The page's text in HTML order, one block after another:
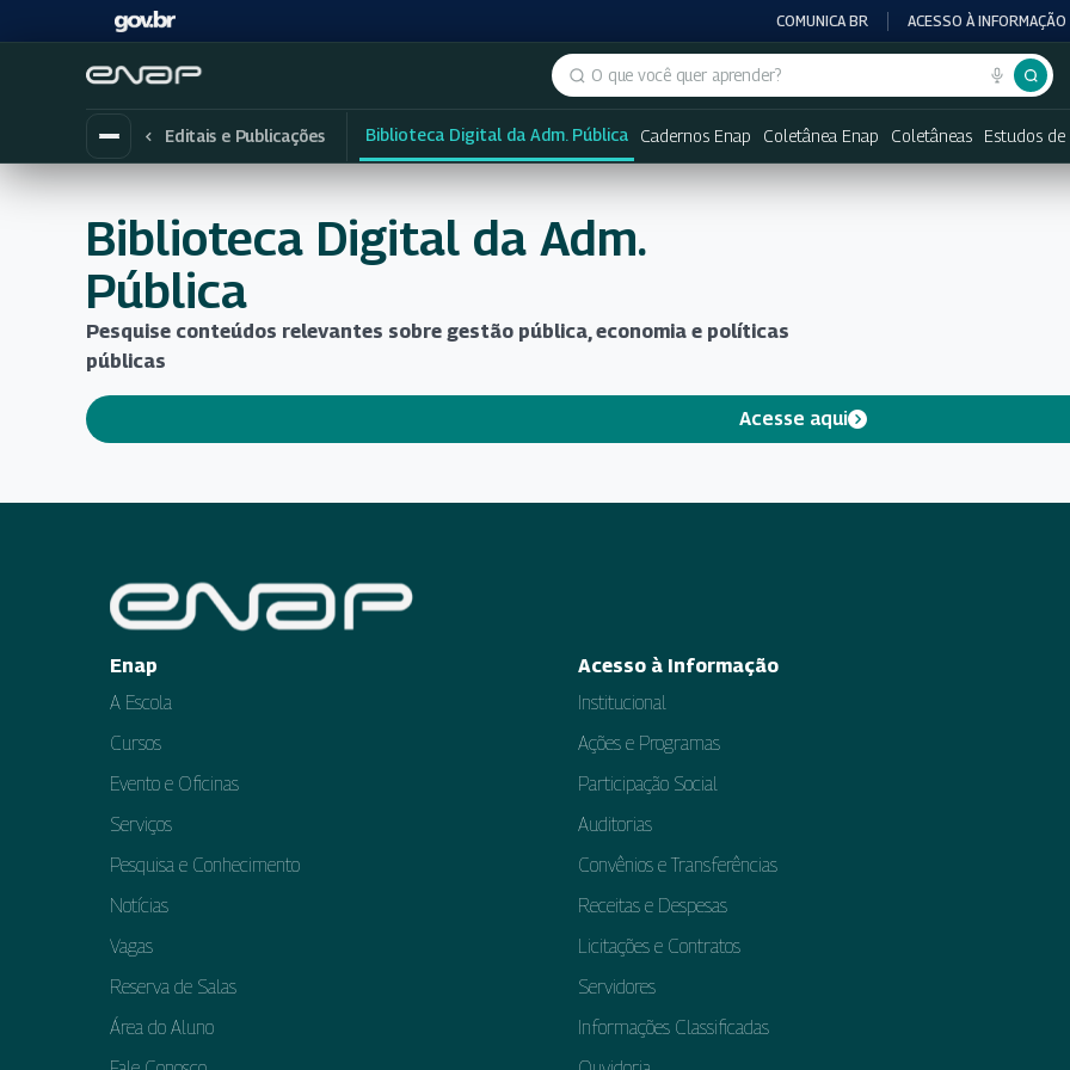
COMUNICA BR ACESSO À INFORMAÇÃO
Buscar no portal
Editais e Publicações Biblioteca Digital da Adm. Pública Cadernos Enap Coletânea Enap Coletâneas Estudos de
Biblioteca Digital da Adm.
Pública
Pesquise conteúdos relevantes sobre gestão pública, economia e políticas
públicas
Acesse aqui
Enap
A Escola
Cursos
Evento e Oficinas
Serviços
Pesquisa e Conhecimento
Notícias
Vagas
Reserva de Salas
Área do Aluno
Acesso à Informação
Institucional
Ações e Programas
Participação Social
Auditorias
Convênios e Transferências
Receitas e Despesas
Licitações e Contratos
Servidores
Informações Classificadas